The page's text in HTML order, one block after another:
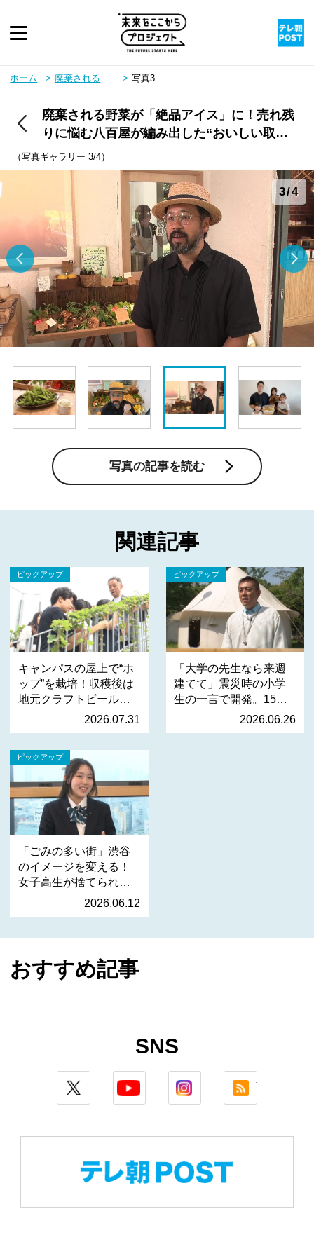
ピックアップ
twitter youtube instagram rss
ホーム 廃棄される野菜が「絶品アイス」に！売れ残りに悩む八百屋が編み出した“おいしい取り組み” 写真3
廃棄される野菜が「絶品アイス」に！売れ残
りに悩む八百屋が編み出した“おいしい取り
組み”
（写真ギャラリー 3/4）
3/4
写真の記事を読む
関連記事
ピックアップ
キャンパスの屋上で“ホ
ップ”を栽培！収穫後は
地元クラフトビールへ
2026.07.31
ピックアップ
「大学の先生なら来週
建てて」震災時の小学
生の一言で開発。15分
2026.06.26
ピックアップ
「ごみの多い街」渋谷
のイメージを変える！
女子高生が捨てられる
2026.06.12
おすすめ記事
SNS
twitter youtube instagram